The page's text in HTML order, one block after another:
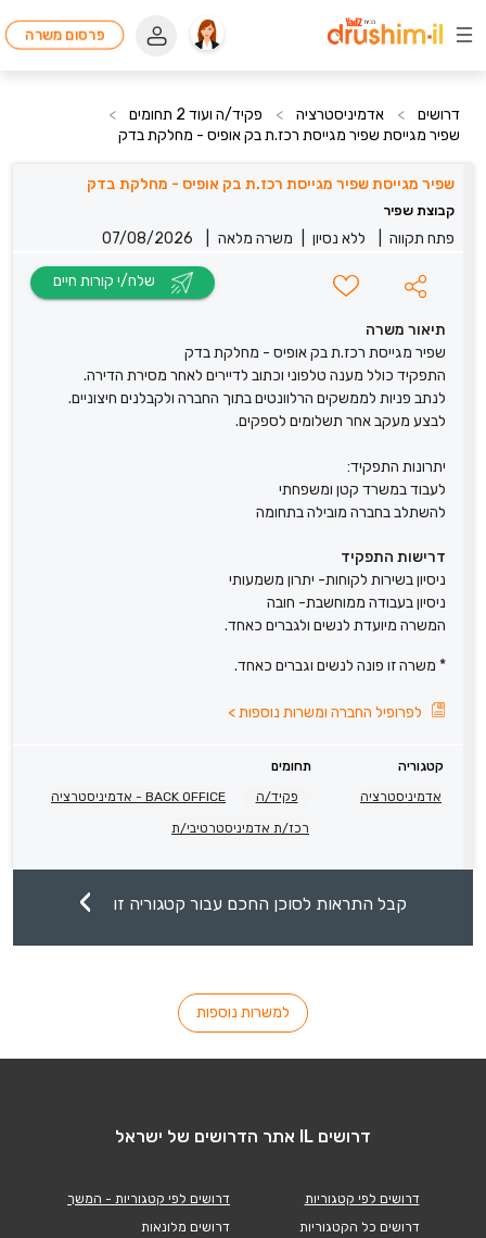
פרסום משרה
דרושים > אדמיניסטרציה > פקיד/ה ועוד 2 תחומים
>
שפיר מגייסת שפיר מגייסת רכז.ת בק אופיס - מחלקת בדק
שפיר מגייסת שפיר מגייסת רכז.ת בק אופיס - מחלקת בדק
קבוצת שפיר
פתח תקווה ללא נסיון משרה מלאה 07/08/2026
תיאור משרה
שפיר מגייסת רכז.ת בק אופיס - מחלקת בדק
התפקיד כולל מענה טלפוני וכתוב לדיירים לאחר מסירת הדירה.
לנתב פניות לממשקים הרלוונטים בתוך החברה ולקבלנים חיצוניים.
לבצע מעקב אחר תשלומים לספקים.
יתרונות התפקיד:
לעבוד במשרד קטן ומשפחתי
להשתלב בחברה מובילה בתחומה
דרישות התפקיד
ניסיון בשירות לקוחות- יתרון משמעותי
ניסיון בעבודה ממוחשבת- חובה
המשרה מיועדת לנשים ולגברים כאחד.
* משרה זו פונה לנשים וגברים כאחד.
לפרופיל החברה ומשרות נוספות>
קטגוריה
תחומים
אדמיניסטרציה
פקיד/ה BACK OFFICE - אדמיניסטרציה
רכז/ת אדמיניסטרטיבי/ת
קבל התראות לסוכן החכם עבור קטגוריה זו
למשרות נוספות
דרושים IL אתר הדרושים של ישראל
דרושים לפי קטגוריות
דרושים כל הקטגוריות
דרושים לפי קטגוריות - המשך
דרושים מלונאות